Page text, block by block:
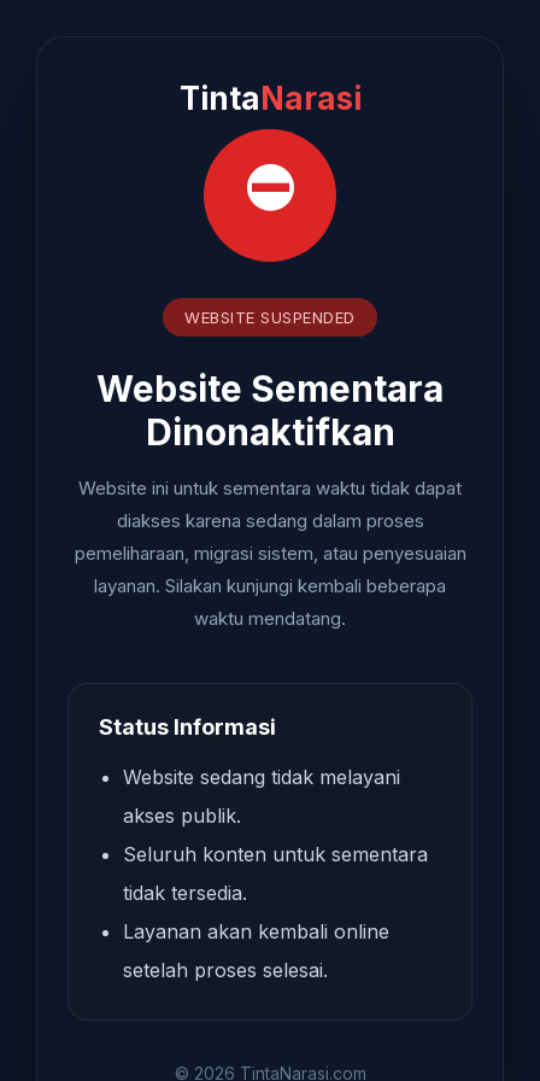
TintaNarasi
⛔
WEBSITE SUSPENDED
Website Sementara
Dinonaktifkan
Website ini untuk sementara waktu tidak dapat
diakses karena sedang dalam proses
pemeliharaan, migrasi sistem, atau penyesuaian
layanan. Silakan kunjungi kembali beberapa
waktu mendatang.
Status Informasi
Website sedang tidak melayani
akses publik.
Seluruh konten untuk sementara
tidak tersedia.
Layanan akan kembali online
setelah proses selesai.
© 2026 TintaNarasi.com